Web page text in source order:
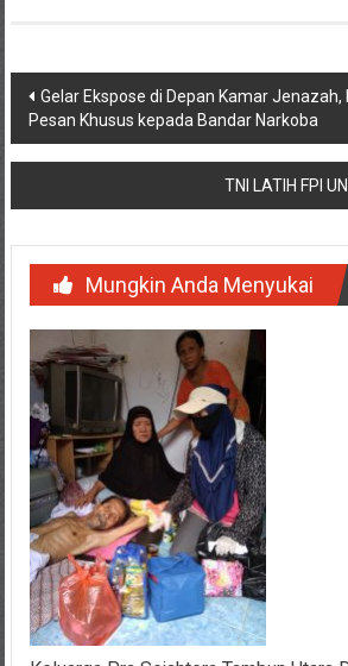
Navigasi
pos
Gelar Ekspose di Depan Kamar Jenazah,
Pesan Khusus kepada Bandar Narkoba
TNI LATIH FPI
Mungkin Anda Menyukai